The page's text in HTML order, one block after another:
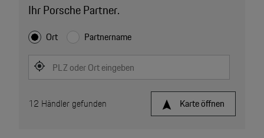
Ihr Porsche Partner.
Ort Partnername
PLZ oder Ort eingeben
Karte öffnen
12 Händler gefunden